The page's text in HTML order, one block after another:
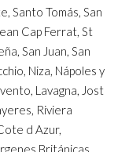
Santo Tomás, San
Cap Ferrat, St
San Juan, San
Niza, Nápoles y
Lavagna, Jost
Riviera
d Azur,
Británicas,